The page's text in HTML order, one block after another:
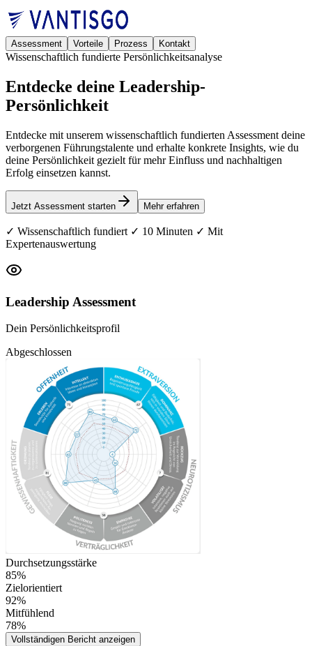
Assessment Vorteile Prozess Kontakt
Wissenschaftlich fundierte Persönlichkeitsanalyse
Entdecke deine Leadership-
Persönlichkeit
Entdecke mit unserem wissenschaftlich fundierten Assessment deine
verborgenen Führungstalente und erhalte konkrete Insights, wie du
deine Persönlichkeit gezielt für mehr Einfluss und nachhaltigen
Erfolg einsetzen kannst.
Jetzt Assessment starten Mehr erfahren
✓ Wissenschaftlich fundiert ✓ 10 Minuten ✓ Mit
Expertenauswertung
Leadership Assessment
Dein Persönlichkeitsprofil
Abgeschlossen
Durchsetzungsstärke
85%
Zielorientiert
92%
Mitfühlend
78%
Vollständigen Bericht anzeigen